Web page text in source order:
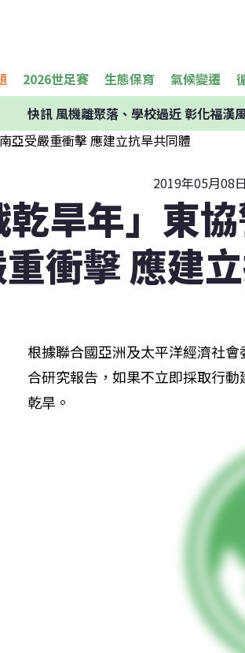
2026世足賽 生態保育 氣候變遷
快訊風機離聚落、學校過近 彰化福漢
2019年05月08日
乾旱年」東
衝擊 應建
根據聯合國亞洲及太平洋經濟社
合研究報告，如果不立即採取行
乾旱。